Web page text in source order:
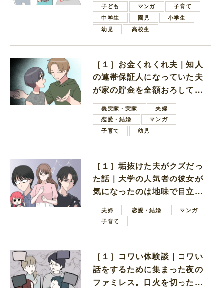
子ども
マンガ
子育て
中学生
園児
小学生
幼児
高校生
［１］お金くれくれ夫｜知人
の連帯保証人になっていた夫
が家の貯金を全額おろしてほ
しいと言ってきた
義実家・実家
夫婦
恋愛・結婚
マンガ
子育て
幼児
［１］垢抜けた夫がクズだっ
た話｜大学の人気者の彼女が
気になったのは地味で目立た
ない男子学生
夫婦 恋愛・結婚
マンガ
子育て
［１］コワい体験談｜コワい
話をするために集まった夜の
ファミレス。口火を切ったの